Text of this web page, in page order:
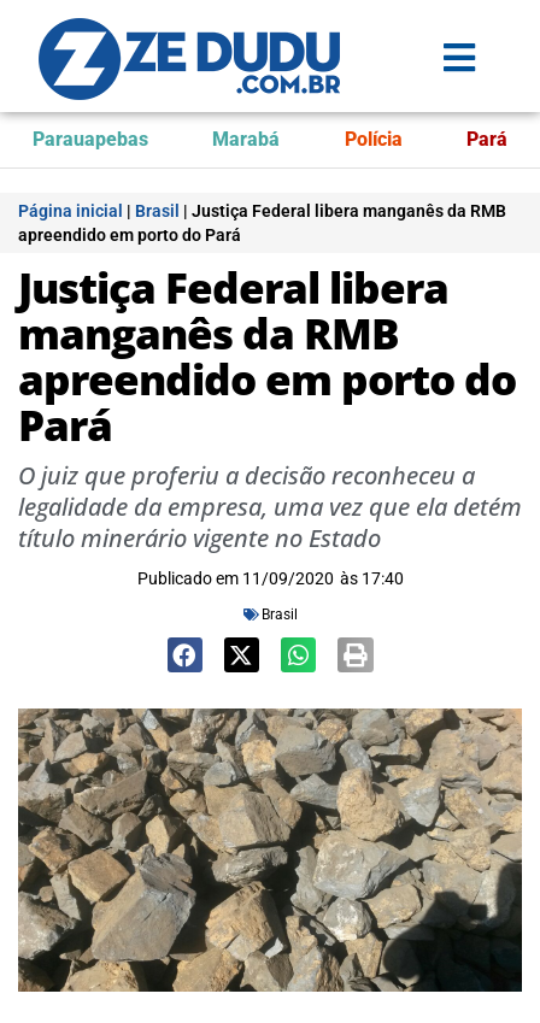
Parauapebas Marabá Polícia Pará
Página inicial | Brasil | Justiça Federal libera manganês da RMB
apreendido em porto do Pará
Justiça Federal libera
manganês da RMB
apreendido em porto do
Pará
O juiz que proferiu a decisão reconheceu a
legalidade da empresa, uma vez que ela detém
título minerário vigente no Estado
Publicado em 11/09/2020 às 17:40
Brasil